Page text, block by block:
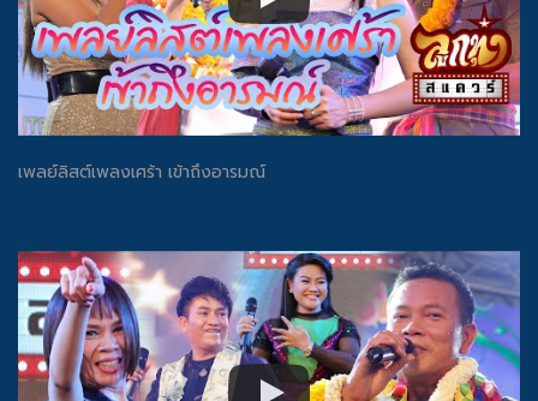
เพลย์ลิสต์เพลงเศร้า เข้าถึงอารมณ์